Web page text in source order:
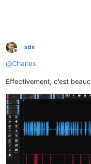
Offline
sdx
@Charles
Effectivement, c'est